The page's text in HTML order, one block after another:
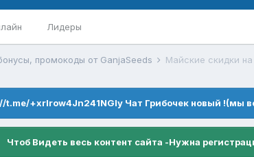
Лидеры
промокоды от GanjaSeeds Майские скидки
+xrIrow4Jn241NGIy Чат Грибочек новый !(мы
Чтоб Видеть весь контент сайта -Нужна